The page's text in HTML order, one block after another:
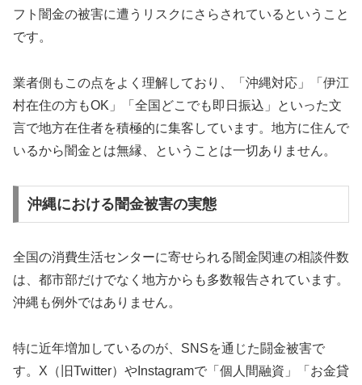
フト闇金の被害に遭うリスクにさらされているということ
です。
業者側もこの点をよく理解しており、「沖縄対応」「伊江
村在住の方もOK」「全国どこでも即日振込」といった文
言で地方在住者を積極的に集客しています。地方に住んで
いるから闇金とは無縁、ということは一切ありません。
沖縄における闇金被害の実態
全国の消費生活センターに寄せられる闇金関連の相談件数
は、都市部だけでなく地方からも多数報告されています。
沖縄も例外ではありません。
特に近年増加しているのが、SNSを通じた闘金被害で
す。X（旧Twitter）やInstagramで「個人間融資」「お金貸